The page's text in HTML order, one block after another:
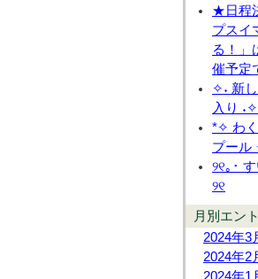
★日程
プスイ
る！」
催予定
✧˖ 新
入り ˖✧
*✧ わ
プール
୨୧｡･
୨୧
月別エン
2024年3
2024年2